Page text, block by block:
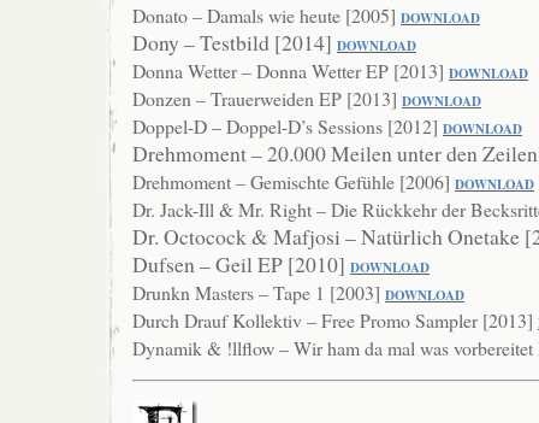
Donato – Damals wie heute [2005] DOWNLOAD
Dony – Testbild [2014] DOWNLOAD
Donna Wetter – Donna Wetter EP [2013] DOWNLOAD
Donzen – Trauerweiden EP [2013] DOWNLOAD
Doppel-D – Doppel-D’s Sessions [2012] DOWNLOAD
Drehmoment – 20.000 Meilen unter den
Drehmoment – Gemischte Gefühle [2006] DOWNLOAD
Dr. Jack-Ill & Mr. Right – Die Rückkehr der
Dr. Octocock & Mafjosi – Natürlich Onetake
Dufsen – Geil EP [2010] DOWNLOAD
Drunkn Masters – Tape 1 [2003] DOWNLOAD
Durch Drauf Kollektiv – Free Promo Sampler [2013]
Dynamik & !llflow – Wir ham da mal was